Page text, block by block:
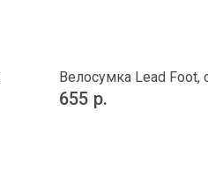
Велосумка Lead Foot,
655 р.